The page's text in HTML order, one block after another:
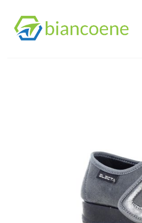
contenuti